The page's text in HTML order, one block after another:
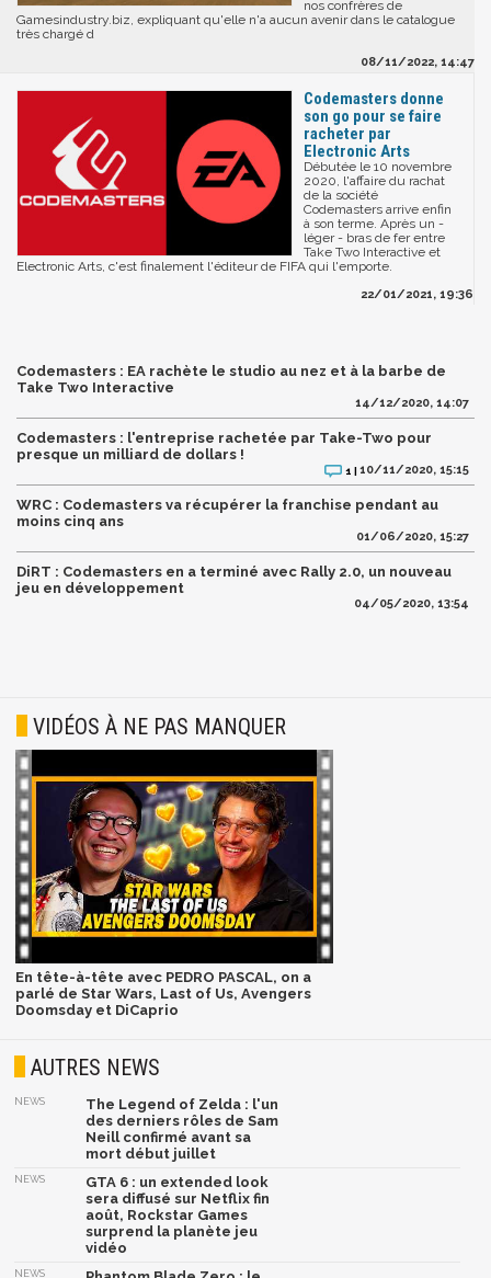
nos confrères de
Gamesindustry.biz, expliquant qu'elle n'a aucun avenir dans le catalogue
très chargé d
08/11/2022, 14:47
Codemasters donne
son go pour se faire
racheter par
Electronic Arts
Débutée le 10 novembre
2020, l'affaire du rachat
de la société
Codemasters arrive enfin
à son terme. Après un -
léger - bras de fer entre
Take Two Interactive et
Electronic Arts, c'est finalement l'éditeur de FIFA qui l'emporte.
22/01/2021, 19:36
Codemasters : EA rachète le studio au nez et à la barbe de
Take Two Interactive
14/12/2020, 14:07
Codemasters : l'entreprise rachetée par Take-Two pour
presque un milliard de dollars !
1 |10/11/2020, 15:15
WRC : Codemasters va récupérer la franchise pendant au
moins cinq ans
01/06/2020, 15:27
DiRT : Codemasters en a terminé avec Rally 2.0, un nouveau
jeu en développement
04/05/2020, 13:54
VIDÉOS À NE PAS MANQUER
En tête-à-tête avec PEDRO PASCAL, on a
parlé de Star Wars, Last of Us, Avengers
Doomsday et DiCaprio
AUTRES NEWS
NEWS
The Legend of Zelda : l'un
des derniers rôles de Sam
Neill confirmé avant sa
mort début juillet
NEWS
GTA 6 : un extended look
sera diffusé sur Netflix fin
août, Rockstar Games
surprend la planète jeu
vidéo
NEWS